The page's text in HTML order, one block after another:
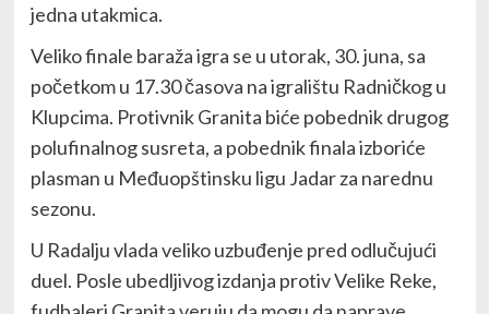
jedna utakmica.
Veliko finale baraža igra se u utorak, 30. juna, sa
početkom u 17.30 časova na igralištu Radničkog u
Klupcima. Protivnik Granita biće pobednik drugog
polufinalnog susreta, a pobednik finala izboriće
plasman u Međuopštinsku ligu Jadar za narednu
sezonu.
U Radalju vlada veliko uzbuđenje pred odlučujući
duel. Posle ubedljivog izdanja protiv Velike Reke,